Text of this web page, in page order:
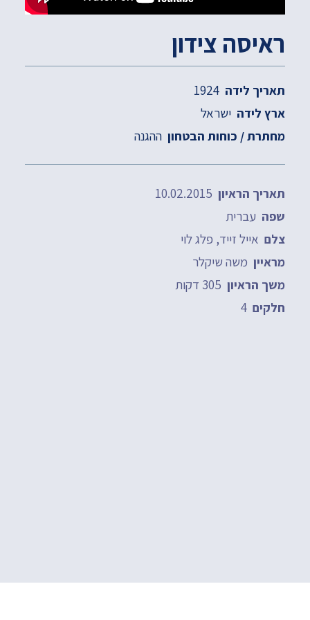
ראיסה צידון
תאריך לידה 1924
ארץ לידה ישראל
מחתרת / כוחות הבטחון ההגנה
תאריך הראיון
שפה עברית
צלם אייל זייד, פלג לוי
מראיין משה שיקלר
משך הראיון
חלקים 4